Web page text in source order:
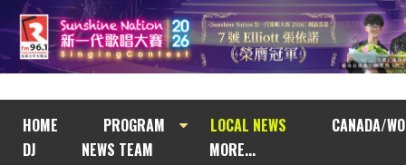
HOME PROGRAM LOCAL NEWS
CANADA/
DJ
NEWS TEAM MORE...